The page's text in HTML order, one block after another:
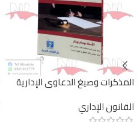
المذكرات وصيغ الدعاوى الإدارية
الدولة
القانون الإداري